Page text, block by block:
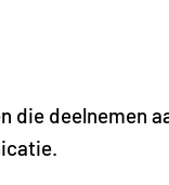
die deelnemen